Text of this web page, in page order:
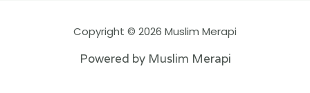
Copyright © 2026 Muslim Merapi
Powered by Muslim Merapi